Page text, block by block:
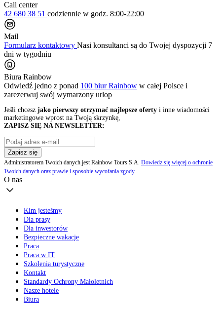
Call center
42 680 38 51 codziennie w godz. 8:00-22:00
Mail
Formularz kontaktowy Nasi konsultanci są do Twojej dyspozycji 7
dni w tygodniu
Biura Rainbow
Odwiedź jedno z ponad 100 biur Rainbow w całej Polsce i
zarezerwuj swój wymarzony urlop
Jeśli chcesz jako pierwszy otrzymać najlepsze oferty i inne wiadomości
marketingowe wprost na Twoją skrzynkę,
ZAPISZ SIĘ NA NEWSLETTER:
Zapisz się
Administratorem Twoich danych jest Rainbow Tours S.A. Dowiedz się więcej o ochronie
Twoich danych oraz prawie i sposobie wycofania zgody.
O nas
Kim jesteśmy
Dla prasy
Dla inwestorów
Bezpieczne wakacje
Praca
Praca w IT
Szkolenia turystyczne
Kontakt
Standardy Ochrony Małoletnich
Nasze hotele
Biura